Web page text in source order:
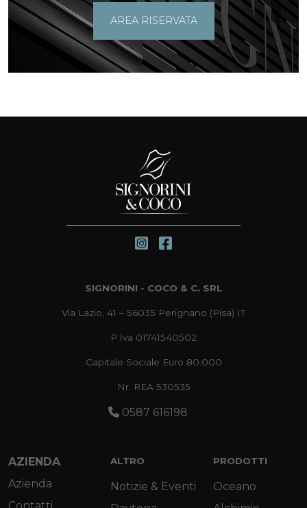
AREA RISERVATA
SIGNORINI - COCO & C. SRL
Via Lazio, 41 – 56035 Perignano (Pisa) IT
P.Iva 01741540502
Capitale Sociale Euro 80.000
Nr. REA 530535
0587 616198
AZIENDA
Azienda
ALTRO
Notizie & Eventi
PRODOTTI
Oceano